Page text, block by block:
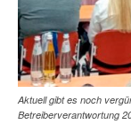
Aktuell gibt es noch
Betreiberverantwortung